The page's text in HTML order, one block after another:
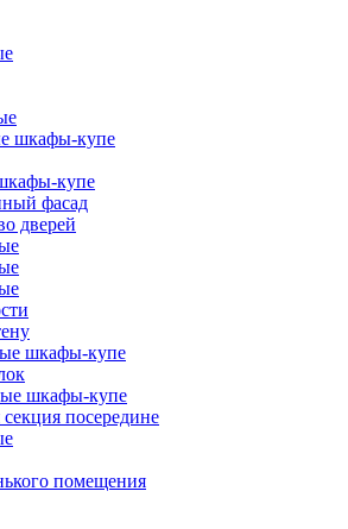
шкафы-купе
купе
фасад
дверей
шкафы-купе
шкафы-купе
посередине
помещения